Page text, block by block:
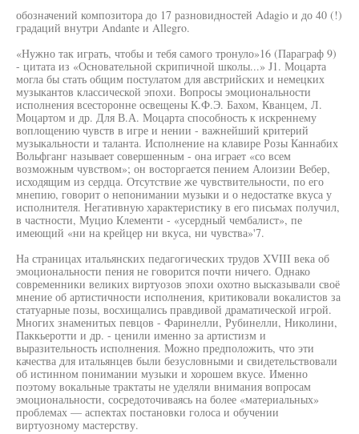
обозначений композитора до 17 разновидностей Adagio и до 40 (!)
градаций внутри Andante и Allegro.
«Нужно так играть, чтобы и тебя самого тронуло»16 (Параграф 9)
- цитата из «Основательной скрипичной школы...» J1. Моцарта
могла бы стать общим постулатом для австрийских и немецких
музыкантов классической эпохи. Вопросы эмоциональности
исполнения всесторонне освещены К.Ф.Э. Бахом, Кванцем, Л.
Моцартом и др. Для В.А. Моцарта способность к искреннему
воплощению чувств в игре и нении - важнейший критерий
музыкальности и таланта. Исполнение на клавире Розы Каннабих
Вольфганг называет совершенным - она играет «со всем
возможным чувством»; он восторгается пением Алоизии Вебер,
исходящим из сердца. Отсутствие же чувствительности, по его
мнепию, говорит о непонимании музыки и о недостатке вкуса у
исполнителя. Негативную характеристику в его письмах получил,
в частности, Муцио Клементи - «усердный чембалист», пе
имеющий «ни на крейцер ни вкуса, ни чувства»'7.
На страницах итальянских педагогических трудов XVIII века об
эмоциональности пения не говорится почти ничего. Однако
современники великих виртуозов эпохи охотно высказывали своё
мнение об артистичности исполнения, критиковали вокалистов за
статуарные позы, восхищались правдивой драматической игрой.
Многих знаменитых певцов - Фаринелли, Рубинелли, Николини,
Паккьеротти и др. - ценили именно за артистизм и
выразительность исполнения. Можно предположить, что эти
качества для итальянцев были безусловными и свидетельствовали
об истинном понимании музыки и хорошем вкусе. Именно
поэтому вокальные трактаты не уделяли внимания вопросам
эмоциональности, сосредоточиваясь на более «материальных»
проблемах — аспектах постановки голоса и обучении
виртуозному мастерству.